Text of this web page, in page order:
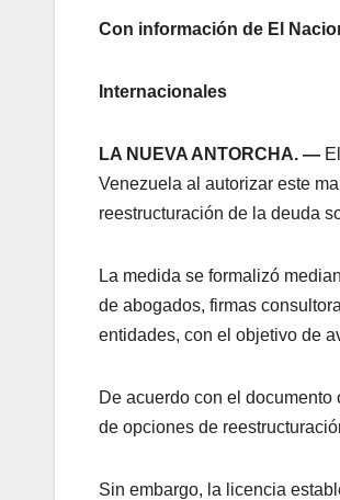
Con información de El
Internacionales
LA NUEVA ANTORCHA. —
Venezuela al autorizar este
reestructuración de la deuda
La medida se formalizó
de abogados, firmas
entidades, con el objetivo de
De acuerdo con el
de opciones de
Sin embargo, la licencia